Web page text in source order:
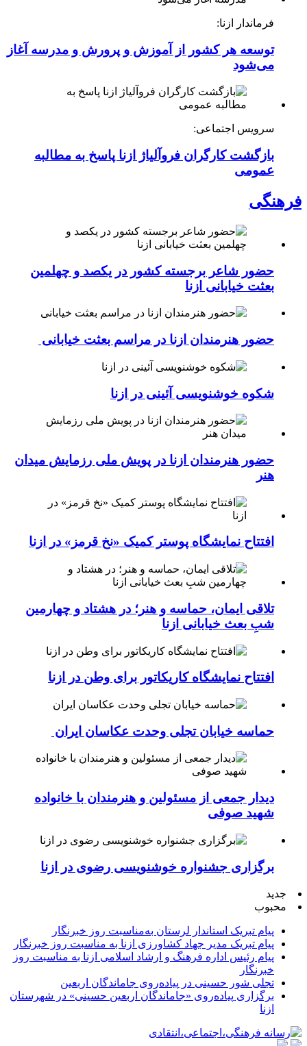
فرماندار ازنا:
توسعه هر کشور از آموزش و پرورش و مدرسه آغاز
می‌شود
سرویس اجتماعی:
بازگشت کارگران فروآلیاژ ازنا پاسخ به مطالبه
عمومی
فرهنگی
حضور شاعر برجسته کشور در یکصد و چهلمین
بعثت خیابانی ازنا
حضور هنرمندان ازنا در مراسم بعثت خیابانی
شکوه خوشنویسی آئینی در ازنا
حضور هنرمندان ازنا در پویش ملی رزمایش میدان
هنر
افتتاح نمایشگاه پوستر کمیک «نخ قرمز» در ازنا
تلاقی ایمان، حماسه و هنر؛ در هشتاد و چهارمین
شبِ بعث خیابانی ازنا
افتتاح نمایشگاه کاریکاتور برای وطن در ازنا
حماسه خیابان تجلی وحدت عکاسان ایران
دیدار جمعی از مسئولین و هنرمندان با خانواده
شهید صوفی
برگزاری جشنواره خوشنویسی رضوی در ازنا
جدید
محبوب
پیام تبریک استاندار لرستان به‌مناسبت روز خبرنگار
پیام تبریک مدیر جهاد کشاورزی ازنا به مناسبت روز خبرنگار
پیام رئیس اداره فرهنگ و ارشاد اسلامی ازنا به مناسبت روز
خبرنگار
تجلی شور حسینی در پیاده‌روی جاماندگان اربعین
برگزاری پیاده‌روی «جاماندگان اربعین حسینی» در شهرستان
ازنا